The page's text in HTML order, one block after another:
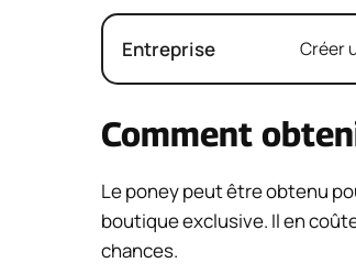
Entreprise Créer
Comment
Le poney peut être obtenu
boutique exclusive. Il en
chances.